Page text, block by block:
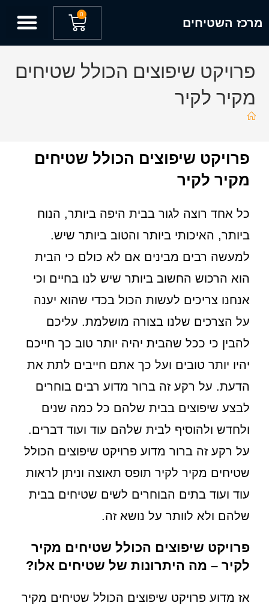
מרכז השטיחים
0
פרויקט שיפוצים הכולל שטיחים
מקיר לקיר
פרויקט שיפוצים הכולל שטיחים
מקיר לקיר
כל אחד רוצה לגור בבית היפה ביותר, הנוח
ביותר, האיכותי ביותר והטוב ביותר שיש.
למעשה רבים מבינים אם לא כולם כי הבית
הוא הרכוש החשוב ביותר שיש לנו בחיים וכי
אנחנו צריכים לעשות הכול בכדי שהוא יענה
על הצרכים שלנו בצורה מושלמת. עליכם
להבין כי ככל שהבית יהיה יותר טוב כך חייכם
יהיו יותר טובים ועל כך אתם חייבים לתת את
הדעת. על רקע זה ברור מדוע רבים בוחרים
לבצע שיפוצים בבית שלהם כל כמה שנים
ולחדש ולהוסיף לבית שלהם עוד ועוד דברים.
על רקע זה ברור מדוע פרויקט שיפוצים הכולל
שטיחים מקיר לקיר תופס תאוצה וניתן לראות
עוד ועוד בתים הבוחרים לשים שטיחים בבית
שלהם ולא לוותר על נושא זה.
פרויקט שיפוצים הכולל שטיחים מקיר
לקיר – מה היתרונות של שטיחים אלו?
אז מדוע פרויקט שיפוצים הכולל שטיחים מקיר